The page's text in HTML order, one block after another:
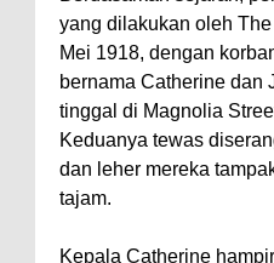
yang dilakukan oleh
Mei 1918, dengan
bernama Catherine dan
tinggal di Magnolia
Keduanya tewas
dan leher mereka
tajam.
Kepala Catherine